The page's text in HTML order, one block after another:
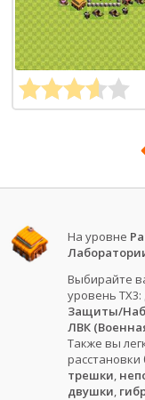
На уровне
Выбирайте
уровень ТХ3:
Защиты/
ЛВК
Также вы
расстановки
трешки,
двушки,